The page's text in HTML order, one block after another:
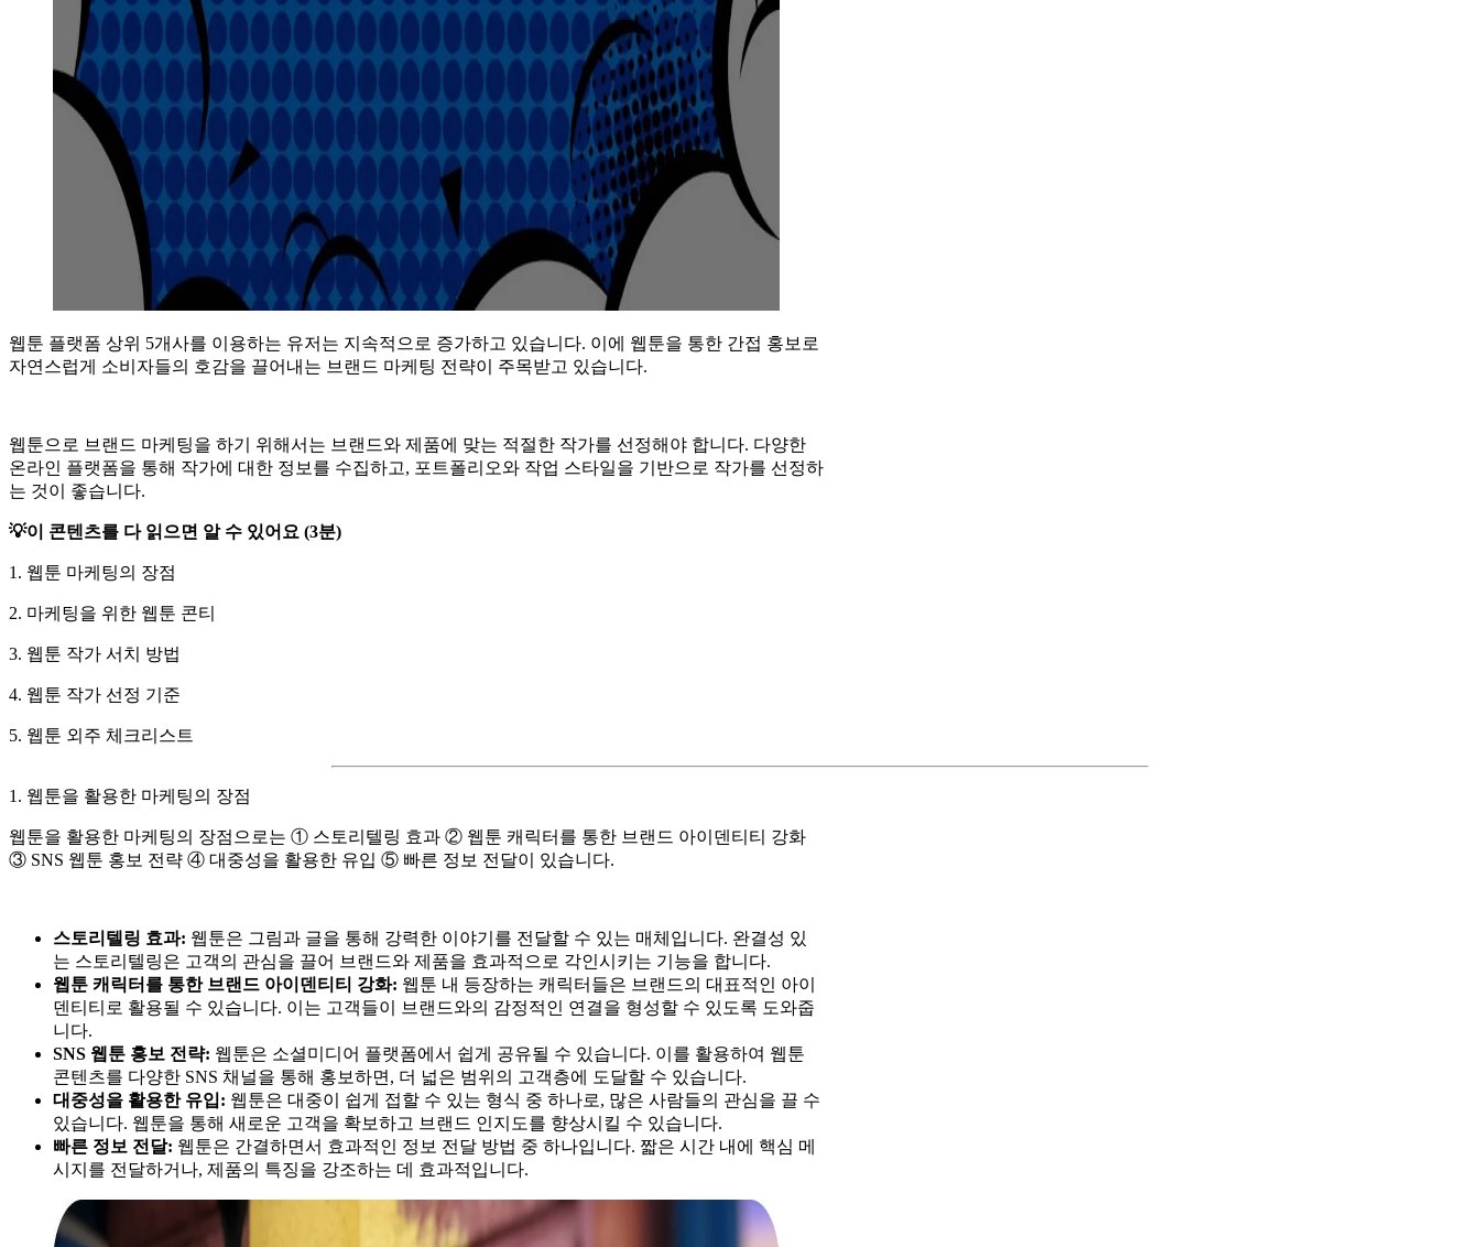
웹툰 플랫폼 상위 5개사를 이용하는 유저는 지속적으로 증가하고 있습니다. 이에 웹툰을 통한 간접 홍보로
자연스럽게 소비자들의 호감을 끌어내는 브랜드 마케팅 전략이 주목받고 있습니다.
웹툰으로 브랜드 마케팅을 하기 위해서는 브랜드와 제품에 맞는 적절한 작가를 선정해야 합니다. 다양한
온라인 플랫폼을 통해 작가에 대한 정보를 수집하고, 포트폴리오와 작업 스타일을 기반으로 작가를 선정하
는 것이 좋습니다.
💡이 콘텐츠를 다 읽으면 알 수 있어요 (3분)
1. 웹툰 마케팅의 장점
2. 마케팅을 위한 웹툰 콘티
3. 웹툰 작가 서치 방법
4. 웹툰 작가 선정 기준
5. 웹툰 외주 체크리스트
1. 웹툰을 활용한 마케팅의 장점
웹툰을 활용한 마케팅의 장점으로는 ① 스토리텔링 효과 ② 웹툰 캐릭터를 통한 브랜드 아이덴티티 강화
③ SNS 웹툰 홍보 전략 ④ 대중성을 활용한 유입 ⑤ 빠른 정보 전달이 있습니다.
스토리텔링 효과: 웹툰은 그림과 글을 통해 강력한 이야기를 전달할 수 있는 매체입니다. 완결성 있
는 스토리텔링은 고객의 관심을 끌어 브랜드와 제품을 효과적으로 각인시키는 기능을 합니다.
웹툰 캐릭터를 통한 브랜드 아이덴티티 강화: 웹툰 내 등장하는 캐릭터들은 브랜드의 대표적인 아이
덴티티로 활용될 수 있습니다. 이는 고객들이 브랜드와의 감정적인 연결을 형성할 수 있도록 도와줍
니다.
SNS 웹툰 홍보 전략: 웹툰은 소셜미디어 플랫폼에서 쉽게 공유될 수 있습니다. 이를 활용하여 웹툰
콘텐츠를 다양한 SNS 채널을 통해 홍보하면, 더 넓은 범위의 고객층에 도달할 수 있습니다.
대중성을 활용한 유입: 웹툰은 대중이 쉽게 접할 수 있는 형식 중 하나로, 많은 사람들의 관심을 끌 수
있습니다. 웹툰을 통해 새로운 고객을 확보하고 브랜드 인지도를 향상시킬 수 있습니다.
빠른 정보 전달: 웹툰은 간결하면서 효과적인 정보 전달 방법 중 하나입니다. 짧은 시간 내에 핵심 메
시지를 전달하거나, 제품의 특징을 강조하는 데 효과적입니다.